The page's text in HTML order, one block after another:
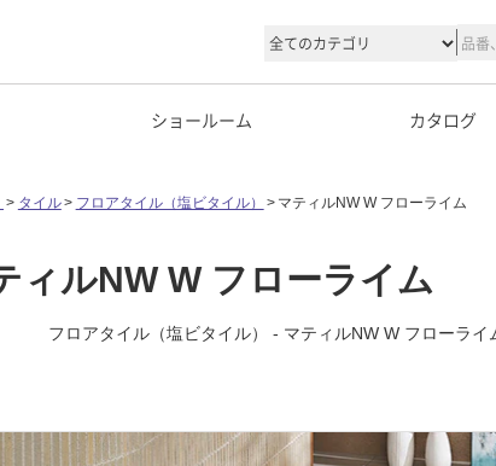
ショールーム カタログ
タイル フロアタイル（塩ビタイル） マティルNW W フローライム
ィルNW W フローライム
フロアタイル（塩ビタイル） - マティルNW W フローラ